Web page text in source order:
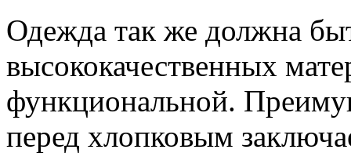
Одежда так же должна
высококачественных
функциональной.
перед хлопковым